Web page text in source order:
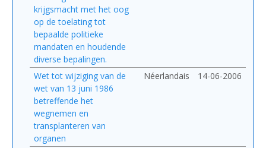
krijgsmacht met het oog
op de toelating tot
bepaalde politieke
mandaten en houdende
diverse bepalingen.
Wet tot wijziging van de
wet van 13 juni 1986
betreffende het
wegnemen en
transplanteren van
organen
Néerlandais 14-06-2006